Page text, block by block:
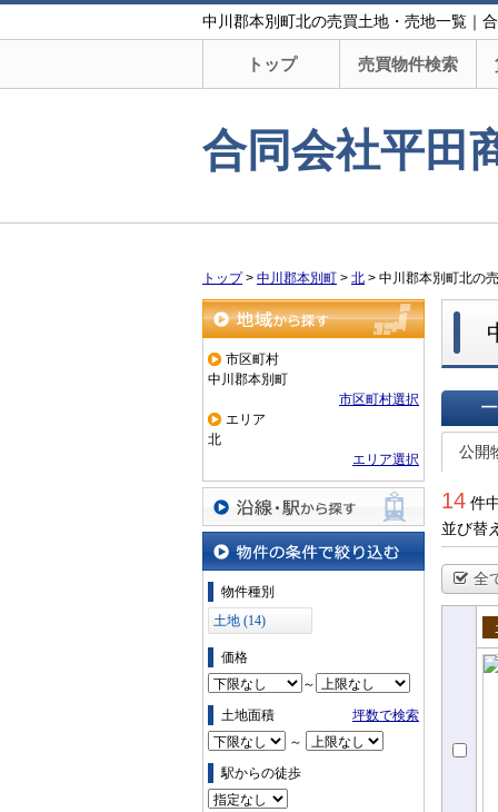
中川郡本別町北の売買土地・売地一覧｜
トップ 売買物件検索
合同会社平田
トップ> 中川郡本別町 > 北 > 中川郡本別町北の
地域から探す
市区町村
中川郡本別町
市区町村選択
エリア
北
エリア選択
沿線・駅から探す
物件の条件で絞り込む
物件種別
土地 (14)
価格
～
土地面積
坪数で検索
～
駅からの徒歩
一覧で
公開
14 件
並び替
全